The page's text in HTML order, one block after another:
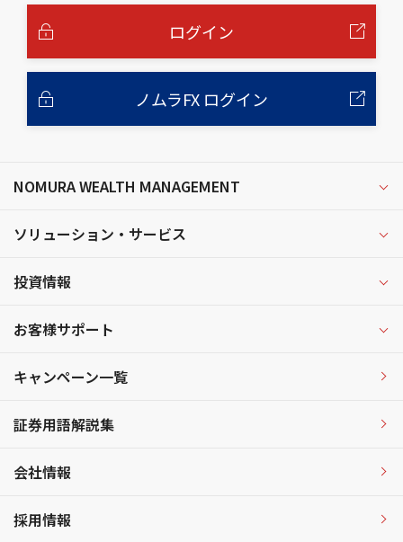
ログイン
ノムラFX ログイン
NOMURA WEALTH MANAGEMENT
ソリューション・サービス
投資情報
お客様サポート
キャンペーン一覧
証券用語解説集
会社情報
採用情報